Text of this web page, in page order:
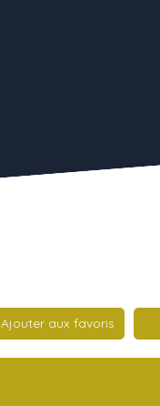
Ajouter aux favoris